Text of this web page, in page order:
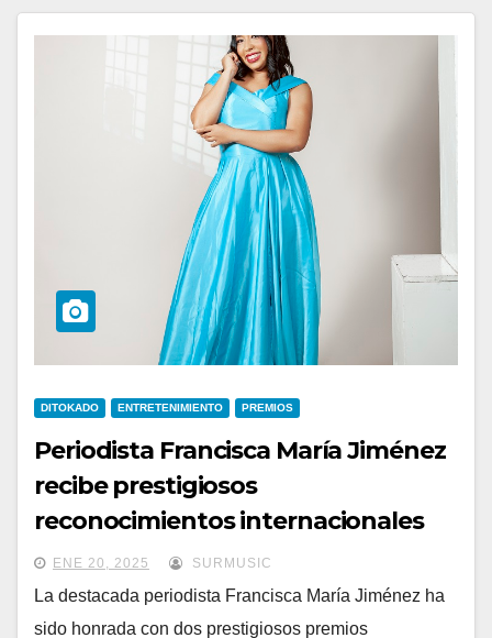
DITOKADO ENTRETENIMIENTO PREMIOS
Periodista Francisca María Jiménez
recibe prestigiosos
reconocimientos internacionales
ENE 20, 2025 SURMUSIC
La destacada periodista Francisca María Jiménez ha
sido honrada con dos prestigiosos premios